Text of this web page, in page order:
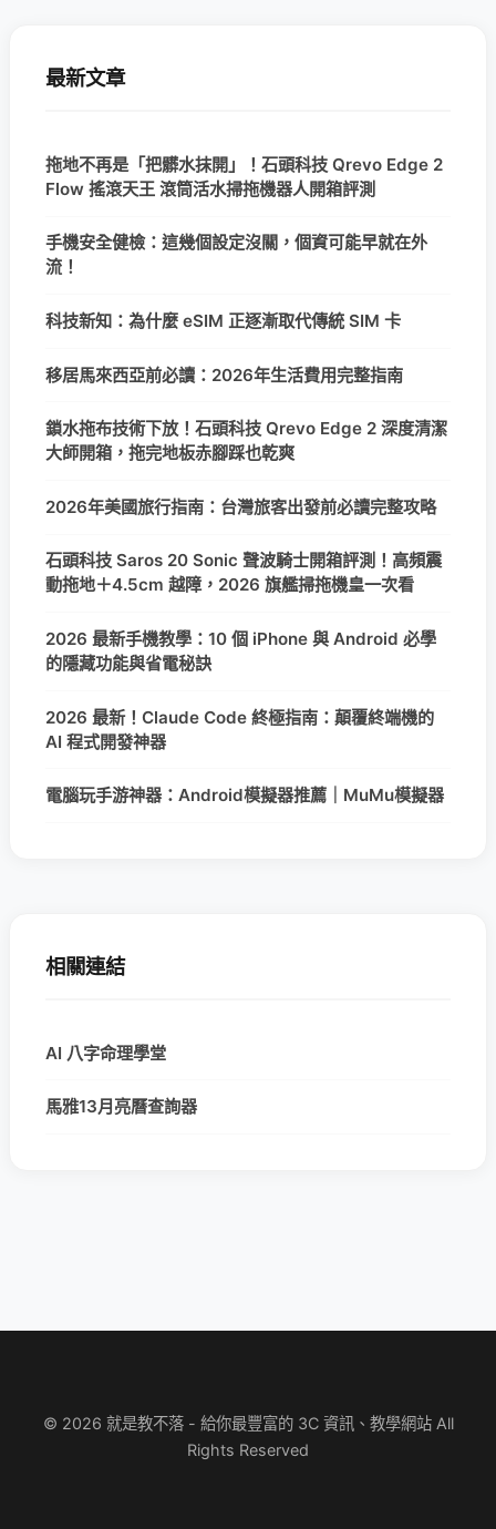
最新文章
拖地不再是「把髒水抹開」！石頭科技 Qrevo Edge 2
Flow 搖滾天王 滾筒活水掃拖機器人開箱評測
手機安全健檢：這幾個設定沒關，個資可能早就在外
流！
科技新知：為什麼 eSIM 正逐漸取代傳統 SIM 卡
移居馬來西亞前必讀：2026年生活費用完整指南
鎖水拖布技術下放！石頭科技 Qrevo Edge 2 深度清潔
大師開箱，拖完地板赤腳踩也乾爽
2026年美國旅行指南：台灣旅客出發前必讀完整攻略
石頭科技 Saros 20 Sonic 聲波騎士開箱評測！高頻震
動拖地＋4.5cm 越障，2026 旗艦掃拖機皇一次看
2026 最新手機教學：10 個 iPhone 與 Android 必學
的隱藏功能與省電秘訣
2026 最新！Claude Code 終極指南：顛覆終端機的
AI 程式開發神器
電腦玩手游神器：Android模擬器推薦｜MuMu模擬器
相關連結
AI 八字命理學堂
馬雅13月亮曆查詢器
© 2026 就是教不落 - 給你最豐富的 3C 資訊、教學網站 All
Rights Reserved